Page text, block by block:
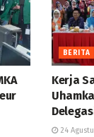
BERITA
Kerja
24